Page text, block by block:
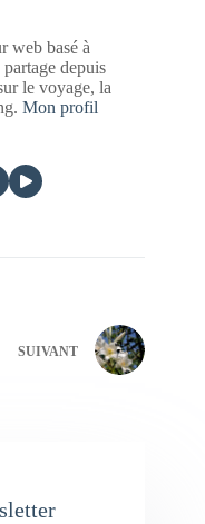
web basé à
depuis
le voyage, la
Mon profil
SUIVANT